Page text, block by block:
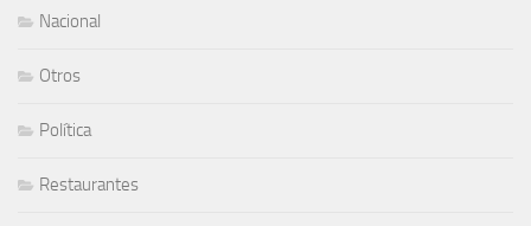
Nacional
Otros
Política
Restaurantes